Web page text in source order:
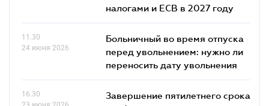
налогами и ЕСВ в 2027 году
11.30
24 июня 2026
Больничный во время отпуска
перед увольнением: нужно ли
переносить дату увольнения
16.30
Завершение пятилетнего срока